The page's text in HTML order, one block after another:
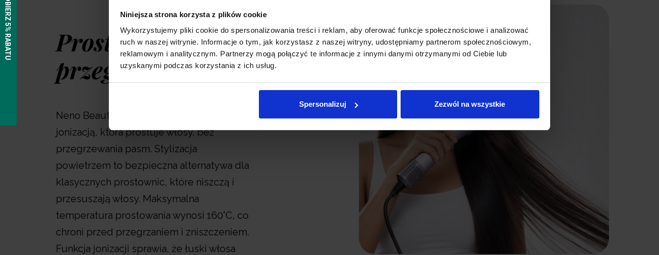
Niniejsza strona korzysta z plików cookie
Wykorzystujemy pliki cookie do spersonalizowania treści i reklam, aby oferować funkcje społecznościowe i analizować
ruch w naszej witrynie. Informacje o tym, jak korzystasz z naszej witryny, udostępniamy partnerom społecznościowym,
reklamowym i analitycznym. Partnerzy mogą połączyć te informacje z innymi danymi otrzymanymi od Ciebie lub
uzyskanymi podczas korzystania z ich usług.
Spersonalizuj Zezwól na wszystkie
Proste włosy bez
przegrzewania
Neno Beauty Avela to aeroprostownica z
jonizacją, która prostuje włosy, bez
przegrzewania pasm. Stylizacja
powietrzem to bezpieczna alternatywa dla
klasycznych prostownic, które niszczą i
przesuszają włosy. Maksymalna
temperatura prostowania wynosi 160°C, co
chroni przed przegrzaniem i zniszczeniem.
Funkcja jonizacji sprawia, że łuski włosa